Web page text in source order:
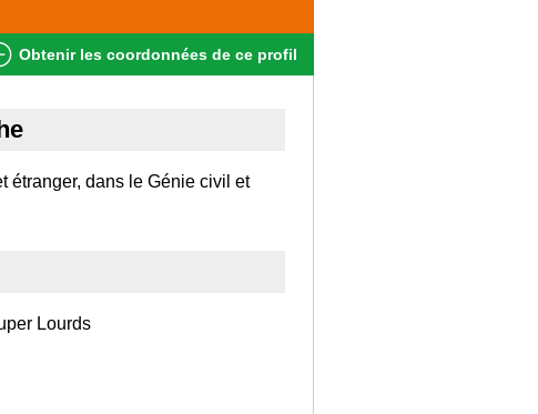
Obtenir les coordonnées de ce profil
étranger, dans le Génie civil et
Lourds